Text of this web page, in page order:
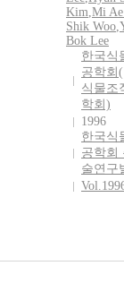
Kim,Mi
Shik Woo,
Bok Lee
한국식
공학회
식물조
학회)
1996
한국식
공학회
술연구